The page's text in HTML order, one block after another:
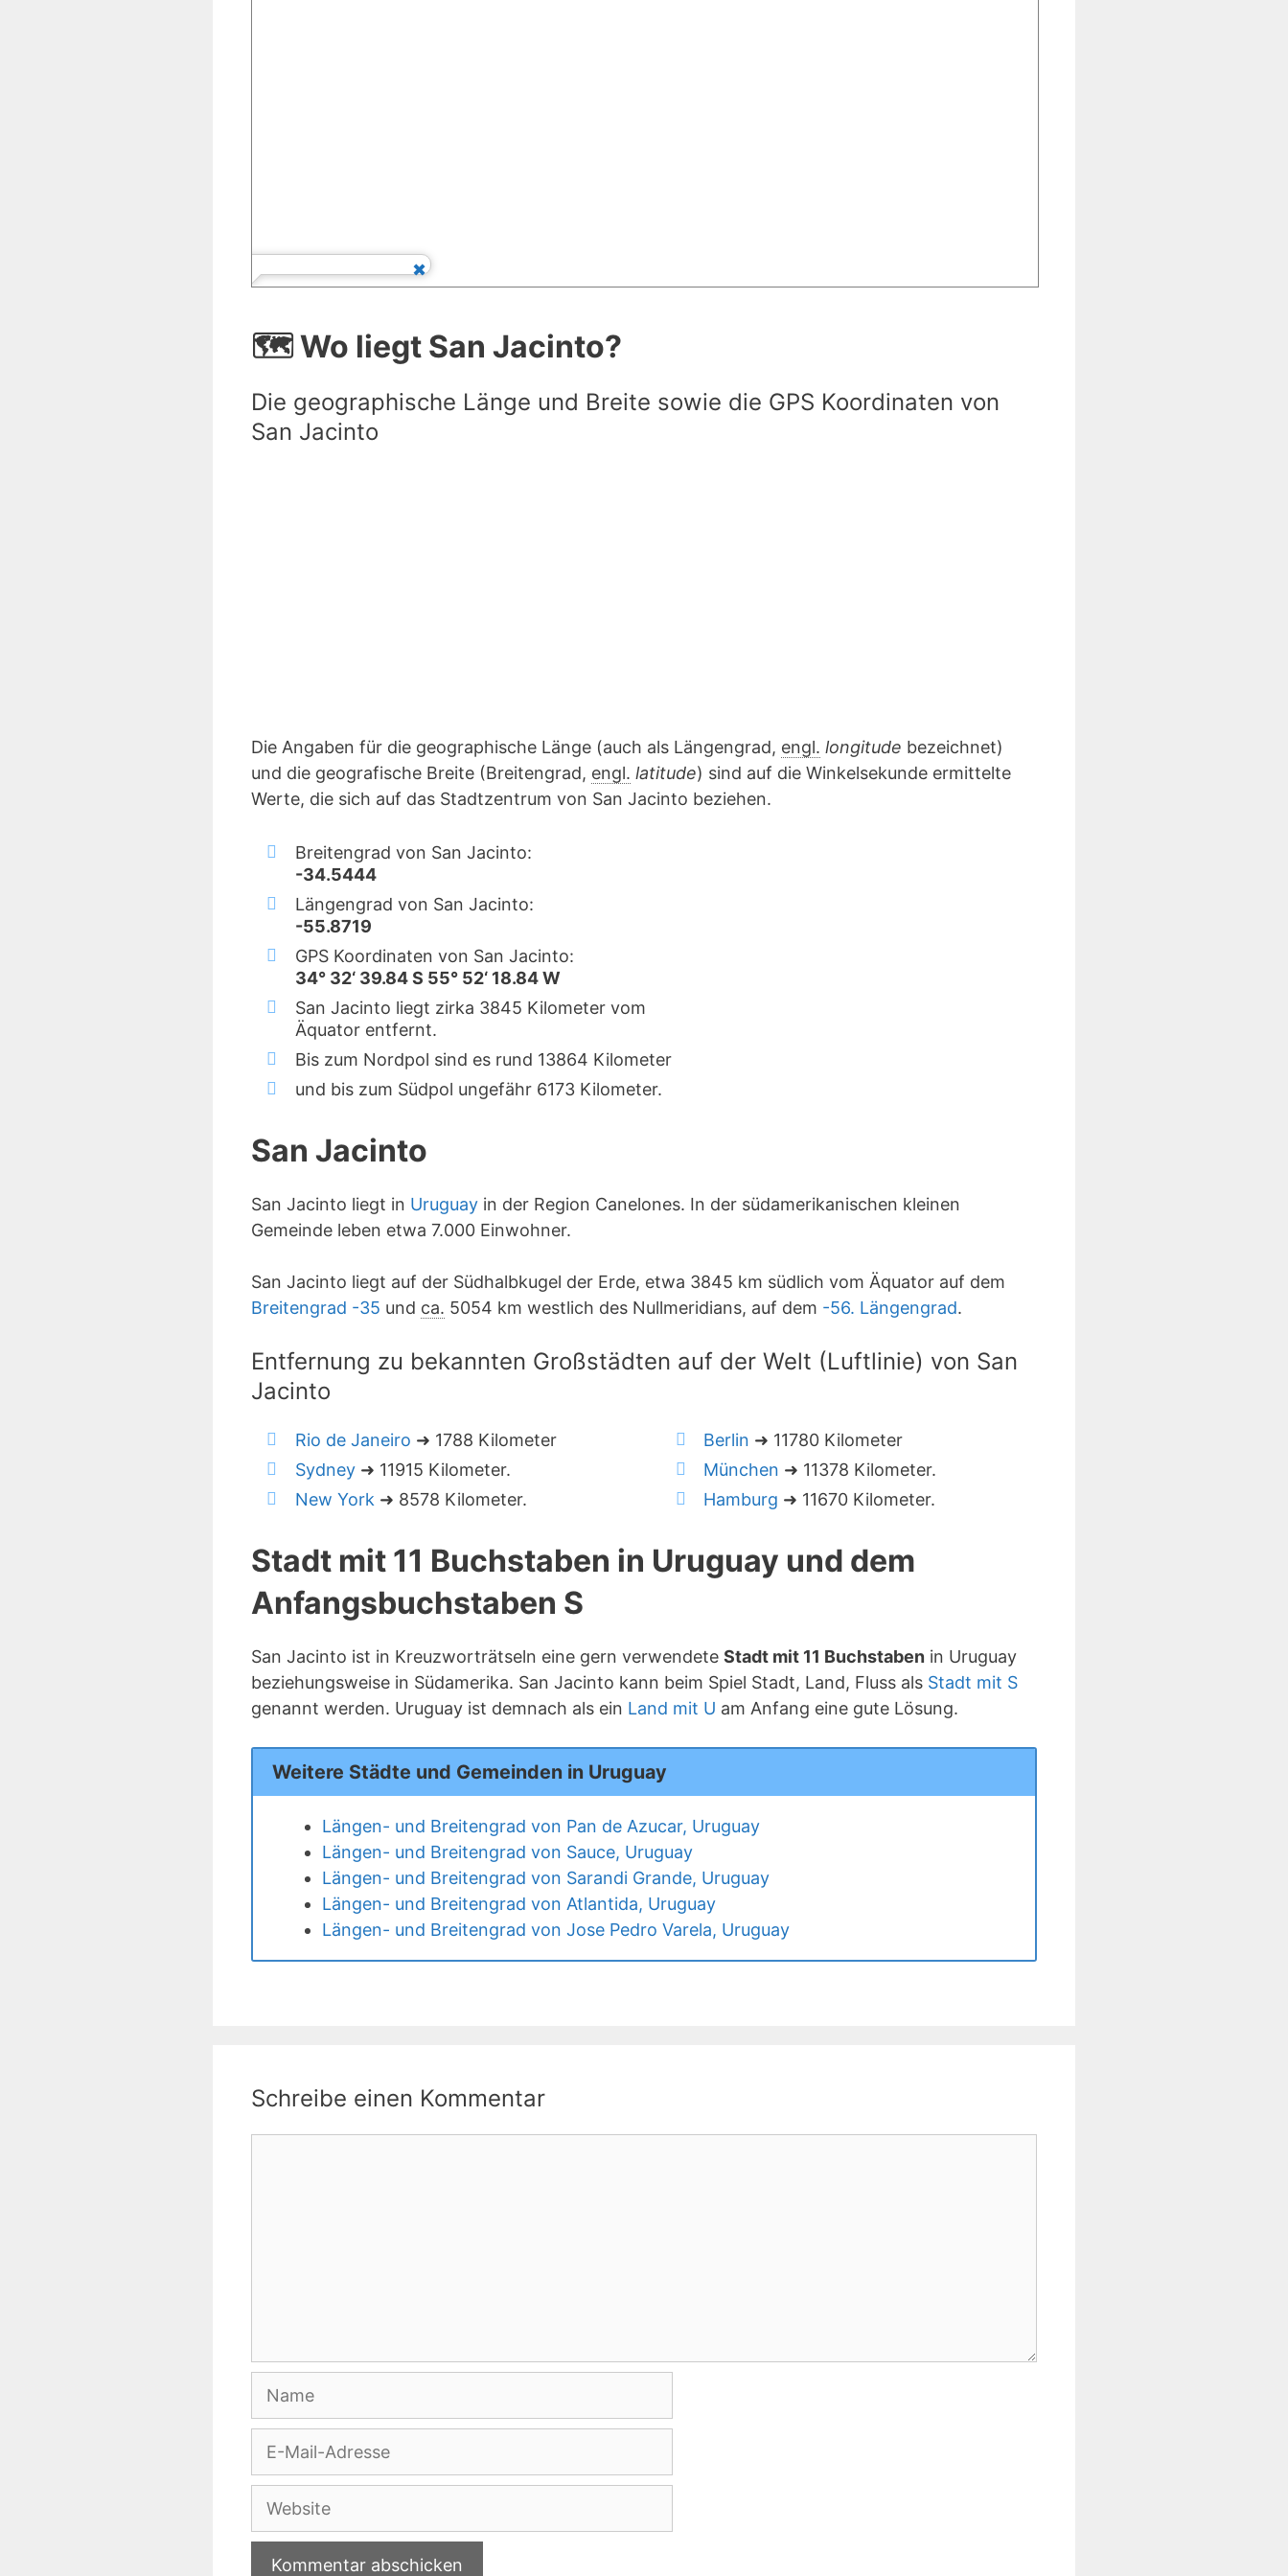
🗺️ Wo liegt San Jacinto?
Die geographische Länge und Breite sowie die GPS Koordinaten von
San Jacinto
Die Angaben für die geographische Länge (auch als Längengrad, engl. longitude bezeichnet)
und die geografische Breite (Breitengrad, engl. latitude) sind auf die Winkelsekunde ermittelte
Werte, die sich auf das Stadtzentrum von San Jacinto beziehen.
Breitengrad von San Jacinto:
-34.5444
Längengrad von San Jacinto:
-55.8719
GPS Koordinaten von San Jacinto:
34° 32‘ 39.84 S 55° 52‘ 18.84 W
San Jacinto liegt zirka 3845 Kilometer vom
Äquator entfernt.
Bis zum Nordpol sind es rund 13864 Kilometer
und bis zum Südpol ungefähr 6173 Kilometer.
San Jacinto
San Jacinto liegt in Uruguay in der Region Canelones. In der südamerikanischen kleinen
Gemeinde leben etwa 7.000 Einwohner.
San Jacinto liegt auf der Südhalbkugel der Erde, etwa 3845 km südlich vom Äquator auf dem
Breitengrad -35 und ca. 5054 km westlich des Nullmeridians, auf dem -56. Längengrad.
Entfernung zu bekannten Großstädten auf der Welt (Luftlinie) von San
Jacinto
Rio de Janeiro ➜ 1788 Kilometer
Sydney ➜ 11915 Kilometer.
New York ➜ 8578 Kilometer.
Berlin ➜ 11780 Kilometer
München ➜ 11378 Kilometer.
Hamburg ➜ 11670 Kilometer.
Stadt mit 11 Buchstaben in Uruguay und dem
Anfangsbuchstaben S
San Jacinto ist in Kreuzworträtseln eine gern verwendete Stadt mit 11 Buchstaben in Uruguay
beziehungsweise in Südamerika. San Jacinto kann beim Spiel Stadt, Land, Fluss als Stadt mit S
genannt werden. Uruguay ist demnach als ein Land mit U am Anfang eine gute Lösung.
Weitere Städte und Gemeinden in Uruguay
Längen- und Breitengrad von Pan de Azucar, Uruguay
Längen- und Breitengrad von Sauce, Uruguay
Längen- und Breitengrad von Sarandi Grande, Uruguay
Längen- und Breitengrad von Atlantida, Uruguay
Längen- und Breitengrad von Jose Pedro Varela, Uruguay
Schreibe einen Kommentar
Adresse
Website